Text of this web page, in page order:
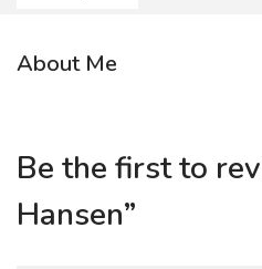
About Me
Be the first to
Hansen”